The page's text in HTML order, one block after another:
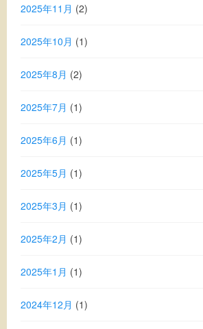
2025年11月 (2)
2025年10月 (1)
2025年8月 (2)
2025年7月 (1)
2025年6月 (1)
2025年5月 (1)
2025年3月 (1)
2025年2月 (1)
2025年1月 (1)
2024年12月 (1)